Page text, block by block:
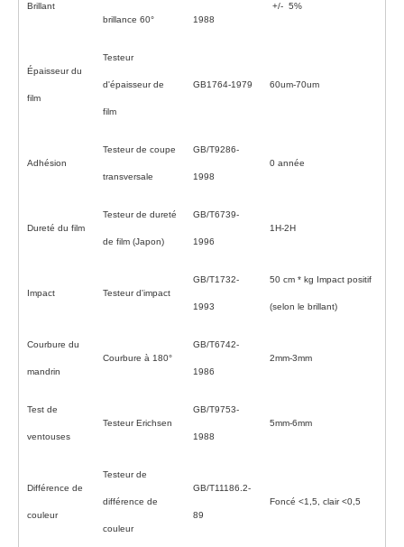
Brillant
brillance 60° 1988
+/- 5%
Épaisseur du
film
Testeur
d'épaisseur de
film
GB1764-1979 60um-70um
Adhésion
Testeur de coupe
transversale
GB/T9286-
1998
0 année
Dureté du film
Testeur de dureté
de film (Japon)
GB/T6739-
1996
1H-2H
Impact Testeur d'impact
GB/T1732-
1993
50 cm * kg Impact positif
(selon le brillant)
Courbure du
mandrin
Courbure à 180°
GB/T6742-
1986
2mm-3mm
Test de
ventouses
Testeur Erichsen
GB/T9753-
1988
5mm-6mm
Différence de
couleur
Testeur de
différence de
couleur
GB/T11186.2-
89
Foncé <1,5, clair <0,5